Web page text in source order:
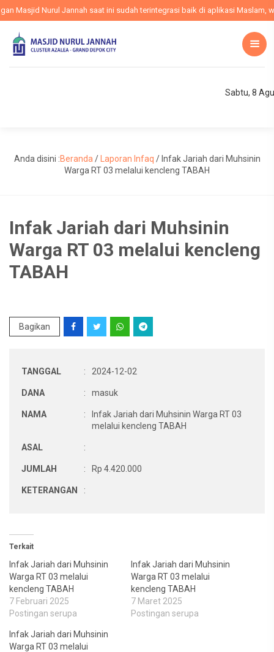
Masjid Nurul Jannah saat ini sudah terintegrasi baik di aplikasi Maslam,
Sabtu, 8
Anda disini :Beranda / Laporan Infaq / Infak Jariah dari Muhsinin
Warga RT 03 melalui kencleng TABAH
Infak Jariah dari Muhsinin
Warga RT 03 melalui kencleng
TABAH
Bagikan
TANGGAL : 2024-12-02
DANA : masuk
NAMA :
Infak Jariah dari Muhsinin Warga RT 03
melalui kencleng TABAH
ASAL :
JUMLAH : Rp 4.420.000
KETERANGAN :
Terkait
Infak Jariah dari Muhsinin
Warga RT 03 melalui
kencleng TABAH
7 Februari 2025
Postingan serupa
Infak Jariah dari Muhsinin
Warga RT 03 melalui
kencleng TABAH
7 Maret 2025
Postingan serupa
Infak Jariah dari Muhsinin
Warga RT 03 melalui